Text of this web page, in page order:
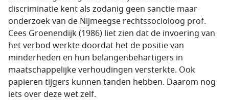
discriminatie kent als zodanig geen sanctie maar
onderzoek van de Nijmeegse rechtssocioloog prof.
Cees Groenendijk (1986) liet zien dat de invoering van
het verbod werkte doordat het de positie van
minderheden en hun belangenbehartigers in
maatschappelijke verhoudingen versterkte. Ook
papieren tijgers kunnen tanden hebben. Daarom nog
iets over deze wet zelf.